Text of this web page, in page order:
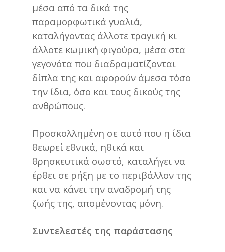
μέσα από τα δικά της
παραμορφωτικά γυαλιά,
καταλήγοντας άλλοτε τραγική κι
άλλοτε κωμική φιγούρα, μέσα στα
γεγονότα που διαδραματίζονται
δίπλα της και αφορούν άμεσα τόσο
την ίδια, όσο και τους δικούς της
ανθρώπους.
Προσκολλημένη σε αυτό που η ίδια
θεωρεί εθνικά, ηθικά και
θρησκευτικά σωστό, καταλήγει να
έρθει σε ρήξη με το περιβάλλον της
και να κάνει την αναδρομή της
ζωής της, απομένοντας μόνη.
Συντελεστές της παράστασης